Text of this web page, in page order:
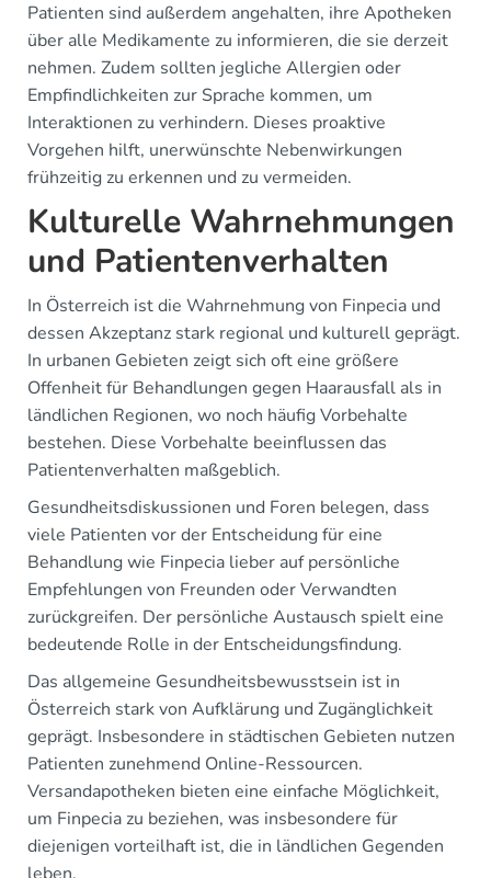
Patienten sind außerdem angehalten, ihre Apotheken
über alle Medikamente zu informieren, die sie derzeit
nehmen. Zudem sollten jegliche Allergien oder
Empfindlichkeiten zur Sprache kommen, um
Interaktionen zu verhindern. Dieses proaktive
Vorgehen hilft, unerwünschte Nebenwirkungen
frühzeitig zu erkennen und zu vermeiden.
Kulturelle Wahrnehmungen
und Patientenverhalten
In Österreich ist die Wahrnehmung von Finpecia und
dessen Akzeptanz stark regional und kulturell geprägt.
In urbanen Gebieten zeigt sich oft eine größere
Offenheit für Behandlungen gegen Haarausfall als in
ländlichen Regionen, wo noch häufig Vorbehalte
bestehen. Diese Vorbehalte beeinflussen das
Patientenverhalten maßgeblich.
Gesundheitsdiskussionen und Foren belegen, dass
viele Patienten vor der Entscheidung für eine
Behandlung wie Finpecia lieber auf persönliche
Empfehlungen von Freunden oder Verwandten
zurückgreifen. Der persönliche Austausch spielt eine
bedeutende Rolle in der Entscheidungsfindung.
Das allgemeine Gesundheitsbewusstsein ist in
Österreich stark von Aufklärung und Zugänglichkeit
geprägt. Insbesondere in städtischen Gebieten nutzen
Patienten zunehmend Online-Ressourcen.
Versandapotheken bieten eine einfache Möglichkeit,
um Finpecia zu beziehen, was insbesondere für
diejenigen vorteilhaft ist, die in ländlichen Gegenden